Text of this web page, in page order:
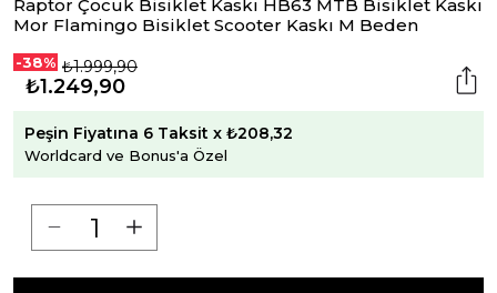
Raptor Çocuk Bisiklet Kaskı HB63 MTB Bisiklet Kaskı
Mor Flamingo Bisiklet Scooter Kaskı M Beden
-38% ₺1.999,90
₺1.249,90
Peşin Fiyatına 6 Taksit x ₺208,32
Worldcard ve Bonus'a Özel